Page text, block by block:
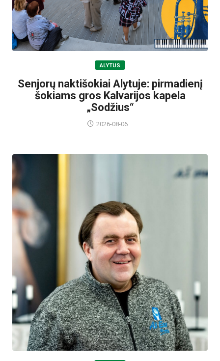
ALYTUS
Senjorų naktišokiai Alytuje: pirmadienį
šokiams gros Kalvarijos kapela
„Sodžius“
2026-08-06